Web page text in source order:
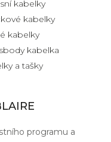
kabelky
kabelky
kabelky
kabelka
a tašky
programu a